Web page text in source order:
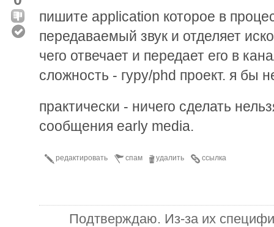
пишите application которое в
передаваемый звук и отделяет
чего отвечает и передает его в
сложность - гуру/phd проект. я бы
практически - ничего сделать
сообщения early media.
ссылка
удалить
спам
редактировать
Подтверждаю. Из-за их